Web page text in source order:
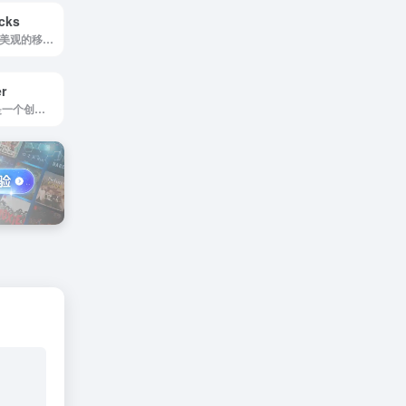
帮助用户快速创建美观的移动设备和浏览器窗口截图
Super designer是一个创作漂亮图案、形状、背景、颜色的设计工具箱